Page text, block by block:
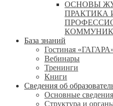
ОСНОВЫ
ПРАКТИКА
База знаний
Гостиная
Вебинары
Тренинги
Книги
Сведения об
Основные сведения
Структура и